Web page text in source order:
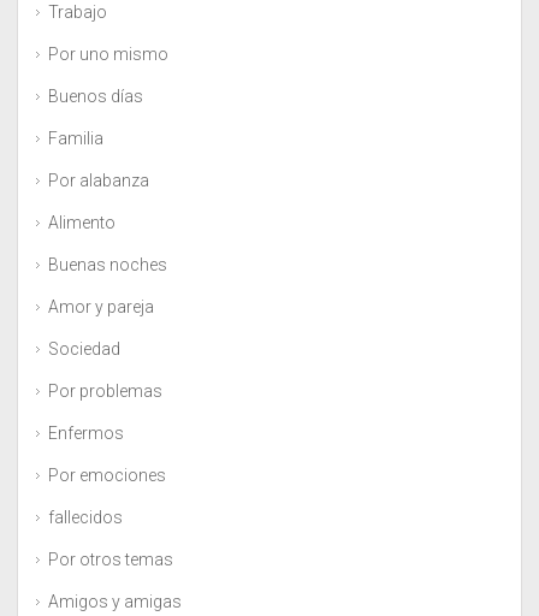
Trabajo
Por uno mismo
Buenos días
Familia
Por alabanza
Alimento
Buenas noches
Amor y pareja
Sociedad
Por problemas
Enfermos
Por emociones
fallecidos
Por otros temas
Amigos y amigas